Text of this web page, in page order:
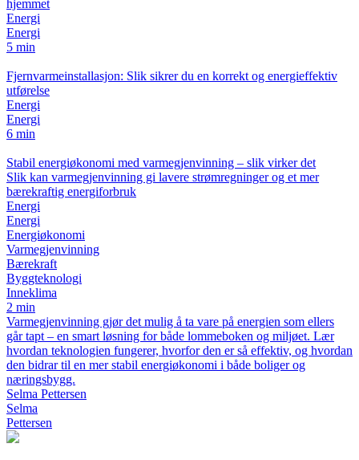
hjemmet
Energi
Energi
5 min
Fjernvarmeinstallasjon: Slik sikrer du en korrekt og energieffektiv
utførelse
Energi
Energi
6 min
Stabil energiøkonomi med varmegjenvinning – slik virker det
Slik kan varmegjenvinning gi lavere strømregninger og et mer
bærekraftig energiforbruk
Energi
Energi
Energiøkonomi
Varmegjenvinning
Bærekraft
Byggteknologi
Inneklima
2 min
Varmegjenvinning gjør det mulig å ta vare på energien som ellers
går tapt – en smart løsning for både lommeboken og miljøet. Lær
hvordan teknologien fungerer, hvorfor den er så effektiv, og hvordan
den bidrar til en mer stabil energiøkonomi i både boliger og
næringsbygg.
Selma Pettersen
Selma
Pettersen